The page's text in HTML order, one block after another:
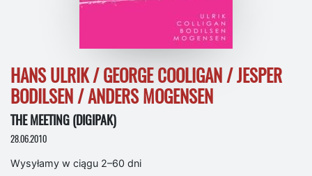
HANS ULRIK / GEORGE COOLIGAN / JESPER
BODILSEN / ANDERS MOGENSEN
THE MEETING (DIGIPAK)
28.06.2010
Wysyłamy w ciągu 2–60 dni